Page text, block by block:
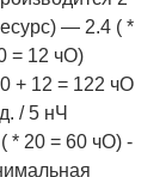
— 2.4 ( *
= 12 чО)
+ 12 = 122 чО
/ 5 нЧ
* 20 = 60 чО) -